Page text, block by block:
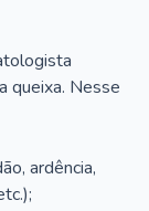
queixa. Nesse
ardência,